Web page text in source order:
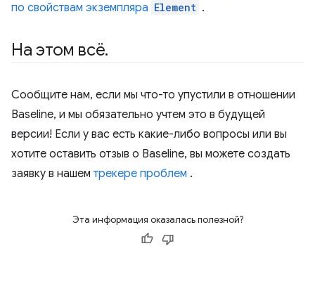
по свойствам экземпляра Element .
На этом всё.
Сообщите нам, если мы что-то упустили в отношении
Baseline, и мы обязательно учтем это в будущей
версии! Если у вас есть какие-либо вопросы или вы
хотите оставить отзыв о Baseline, вы можете создать
заявку в нашем трекере проблем .
Эта информация оказалась полезной?